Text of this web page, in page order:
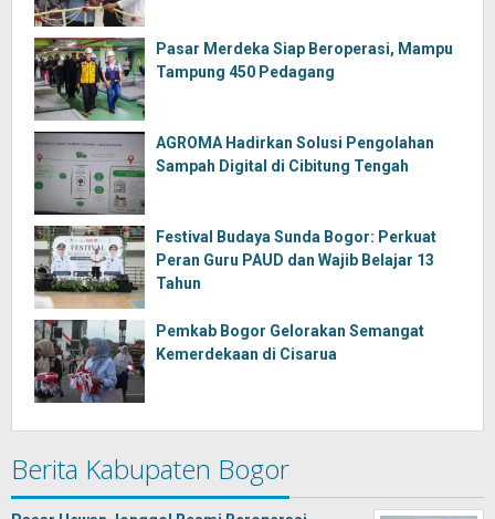
Pasar Merdeka Siap Beroperasi, Mampu
Tampung 450 Pedagang
AGROMA Hadirkan Solusi Pengolahan
Sampah Digital di Cibitung Tengah
Festival Budaya Sunda Bogor: Perkuat
Peran Guru PAUD dan Wajib Belajar 13
Tahun
Pemkab Bogor Gelorakan Semangat
Kemerdekaan di Cisarua
Berita Kabupaten Bogor